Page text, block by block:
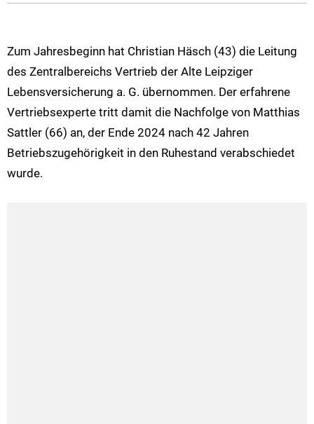
Zum Jahresbeginn hat Christian Häsch (43) die Leitung
des Zentralbereichs Vertrieb der Alte Leipziger
Lebensversicherung a. G. übernommen. Der erfahrene
Vertriebsexperte tritt damit die Nachfolge von Matthias
Sattler (66) an, der Ende 2024 nach 42 Jahren
Betriebszugehörigkeit in den Ruhestand verabschiedet
wurde.